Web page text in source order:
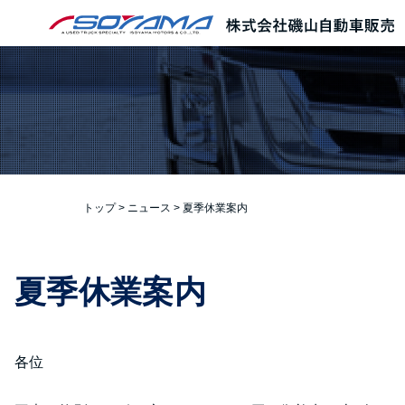
トップ> ニュース >夏季休業案内
夏季休業案内
各位